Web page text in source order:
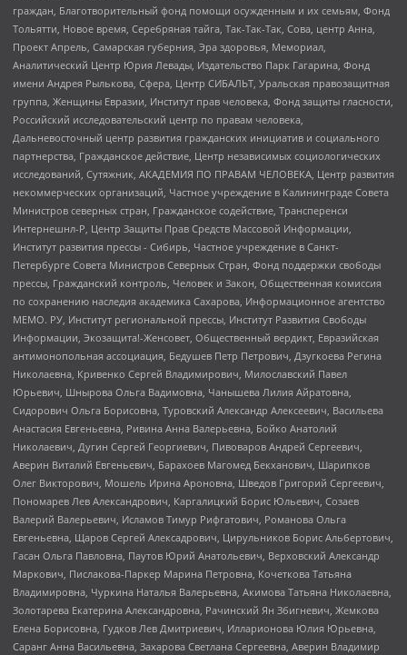
граждан, Благотворительный фонд помощи осужденным и их семьям, Фонд
Тольятти, Новое время, Серебряная тайга, Так-Так-Так, Сова, центр Анна,
Проект Апрель, Самарская губерния, Эра здоровья, Мемориал,
Аналитический Центр Юрия Левады, Издательство Парк Гагарина, Фонд
имени Андрея Рылькова, Сфера, Центр СИБАЛЬТ, Уральская правозащитная
группа, Женщины Евразии, Институт прав человека, Фонд защиты гласности,
Российский исследовательский центр по правам человека,
Дальневосточный центр развития гражданских инициатив и социального
партнерства, Гражданское действие, Центр независимых социологических
исследований, Сутяжник, АКАДЕМИЯ ПО ПРАВАМ ЧЕЛОВЕКА, Центр развития
некоммерческих организаций, Частное учреждение в Калининграде Совета
Министров северных стран, Гражданское содействие, Трансперенси
Интернешнл-Р, Центр Защиты Прав Средств Массовой Информации,
Институт развития прессы - Сибирь, Частное учреждение в Санкт-
Петербурге Совета Министров Северных Стран, Фонд поддержки свободы
прессы, Гражданский контроль, Человек и Закон, Общественная комиссия
по сохранению наследия академика Сахарова, Информационное агентство
МЕМО. РУ, Институт региональной прессы, Институт Развития Свободы
Информации, Экозащита!-Женсовет, Общественный вердикт, Евразийская
антимонопольная ассоциация, Бедушев Петр Петрович, Дзугкоева Регина
Николаевна, Кривенко Сергей Владимирович, Милославский Павел
Юрьевич, Шнырова Ольга Вадимовна, Чанышева Лилия Айратовна,
Сидорович Ольга Борисовна, Туровский Александр Алексеевич, Васильева
Анастасия Евгеньевна, Ривина Анна Валерьевна, Бойко Анатолий
Николаевич, Дугин Сергей Георгиевич, Пивоваров Андрей Сергеевич,
Аверин Виталий Евгеньевич, Барахоев Магомед Бекханович, Шарипков
Олег Викторович, Мошель Ирина Ароновна, Шведов Григорий Сергеевич,
Пономарев Лев Александрович, Каргалицкий Борис Юльевич, Созаев
Валерий Валерьевич, Исламов Тимур Рифгатович, Романова Ольга
Евгеньевна, Щаров Сергей Алексадрович, Цирульников Борис Альбертович,
Гасан Ольга Павловна, Паутов Юрий Анатольевич, Верховский Александр
Маркович, Пислакова-Паркер Марина Петровна, Кочеткова Татьяна
Владимировна, Чуркина Наталья Валерьевна, Акимова Татьяна Николаевна,
Золотарева Екатерина Александровна, Рачинский Ян Збигневич, Жемкова
Елена Борисовна, Гудков Лев Дмитриевич, Илларионова Юлия Юрьевна,
Саранг Анна Васильевна, Захарова Светлана Сергеевна, Аверин Владимир